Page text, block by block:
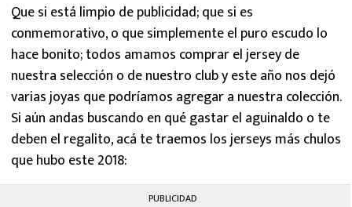
MEXICANOS EN EL EXTRANJERO
FUTBOL ESTUFA
FÓRMULA 1
BOXEO
LIGA MX
Que si está limpio de publicidad; que si es
conmemorativo, o que simplemente el puro escudo lo
hace bonito; todos amamos comprar el jersey de
nuestra selección o de nuestro club y este año nos dejó
varias joyas que podríamos agregar a nuestra colección.
Si aún andas buscando en qué gastar el aguinaldo o te
deben el regalito, acá te traemos los jerseys más chulos
que hubo este 2018:
PUBLICIDAD